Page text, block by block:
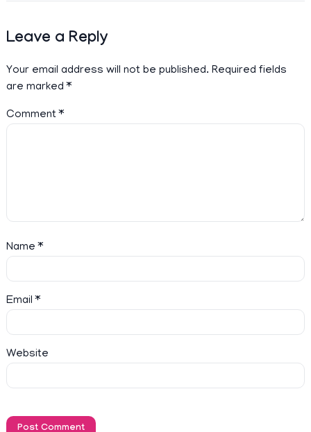
Leave a Reply
Your email address will not be published. Required fields
are marked*
Comment*
Name*
Email*
Website